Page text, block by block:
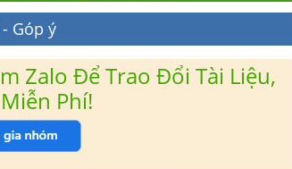
Góp ý
Zalo Để Trao Đổi Tài Liệu,
Phí!